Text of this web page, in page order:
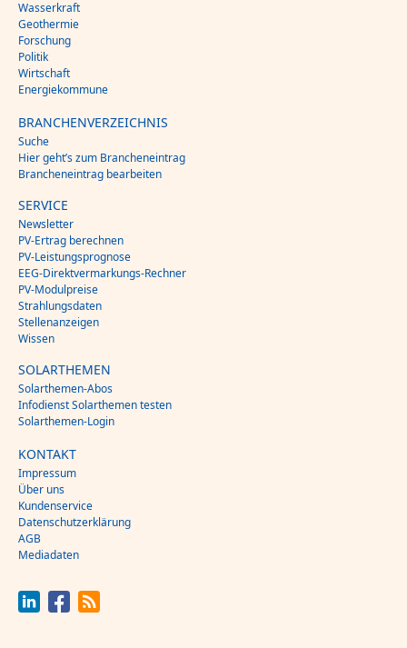
Wasserkraft
Geothermie
Forschung
Politik
Wirtschaft
Energiekommune
BRANCHENVERZEICHNIS
Suche
Hier geht’s zum Brancheneintrag
Brancheneintrag bearbeiten
SERVICE
Newsletter
PV-Ertrag berechnen
PV-Leistungsprognose
EEG-Direktvermarkungs-Rechner
PV-Modulpreise
Strahlungsdaten
Stellenanzeigen
Wissen
SOLARTHEMEN
Solarthemen-Abos
Infodienst Solarthemen testen
Solarthemen-Login
KONTAKT
Impressum
Über uns
Kundenservice
Datenschutzerklärung
AGB
Mediadaten